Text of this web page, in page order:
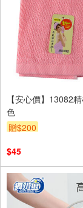
【安心價】13082
色
贈$200
$45